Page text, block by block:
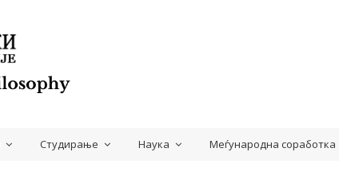
Студирање Наука Меѓународна соработка